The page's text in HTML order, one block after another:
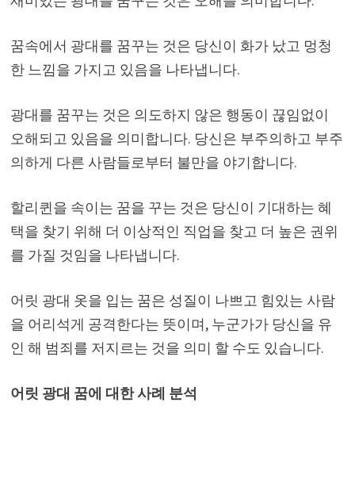
꿈속에서 광대를 꿈꾸는 것은 당신이 화가 났고 멍청
한 느낌을 가지고 있음을 나타냅니다.
광대를 꿈꾸는 것은 의도하지 않은 행동이 끊임없이
오해되고 있음을 의미합니다. 당신은 부주의하고 부주
의하게 다른 사람들로부터 불만을 야기합니다.
할리퀸을 속이는 꿈을 꾸는 것은 당신이 기대하는 혜
택을 찾기 위해 더 이상적인 직업을 찾고 더 높은 권위
를 가질 것임을 나타냅니다.
어릿 광대 옷을 입는 꿈은 성질이 나쁘고 힘있는 사람
을 어리석게 공격한다는 뜻이며, 누군가가 당신을 유
인 해 범죄를 저지르는 것을 의미 할 수도 있습니다.
어릿 광대 꿈에 대한 사례 분석